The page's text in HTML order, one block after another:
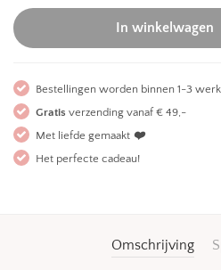
In winkelwagen
Bestellingen worden binnen 1-3
Gratis verzending vanaf € 49,-
Met liefde gemaakt ❤️
Het perfecte cadeau!
Omschrijving